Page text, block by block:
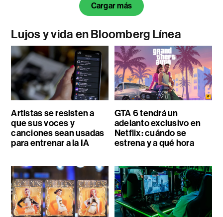
Cargar más
Lujos y vida en Bloomberg Línea
Artistas se resisten a
que sus voces y
canciones sean usadas
para entrenar a la IA
GTA 6 tendrá un
adelanto exclusivo en
Netflix: cuándo se
estrena y a qué hora